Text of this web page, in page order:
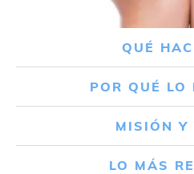
QUÉ
POR QUÉ LO
MISIÓN Y
LO MÁS